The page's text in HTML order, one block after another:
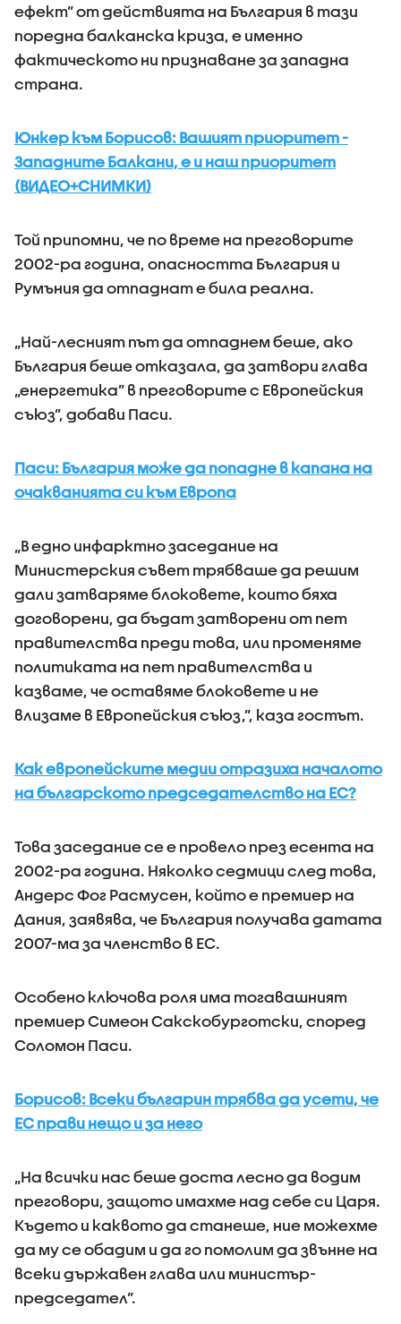
ефект” от действията на България в тази
поредна балканска криза, е именно
фактическото ни признаване за западна
страна.
Юнкер към Борисов: Вашият приоритет -
Западните Балкани, е и наш приоритет
(ВИДЕО+СНИМКИ)
Той припомни, че по време на преговорите
2002-ра година, опасността България и
Румъния да отпаднат е била реална.
„Най-лесният път да отпаднем беше, ако
България беше отказала, да затвори глава
„енергетика” в преговорите с Европейския
съюз”, добави Паси.
Паси: България може да попадне в капана на
очакванията си към Европа
„В едно инфарктно заседание на
Министерския съвет трябваше да решим
дали затваряме блоковете, които бяха
договорени, да бъдат затворени от пет
правителства преди това, или променяме
политиката на пет правителства и
казваме, че оставяме блоковете и не
влизаме в Европейския съюз,”, каза гостът.
Как европейските медии отразиха началото
на българското председателство на ЕС?
Това заседание се е провело през есента на
2002-ра година. Няколко седмици след това,
Андерс Фог Расмусен, който е премиер на
Дания, заявява, че България получава датата
2007-ма за членство в ЕС.
Особено ключова роля има тогавашният
премиер Симеон Сакскобурготски, според
Соломон Паси.
Борисов: Всеки българин трябва да усети, че
ЕС прави нещо и за него
„На всички нас беше доста лесно да водим
преговори, защото имахме над себе си Царя.
Където и каквото да станеше, ние можехме
да му се обадим и да го помолим да звънне на
всеки държавен глава или министър-
председател”.